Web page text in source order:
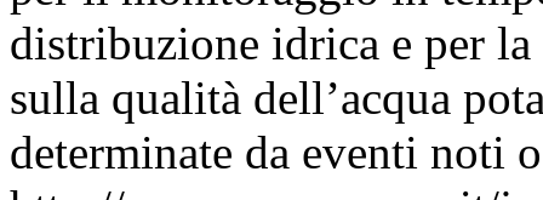
distribuzione idrica e per
sulla qualità dell’acqua
determinate da eventi noti